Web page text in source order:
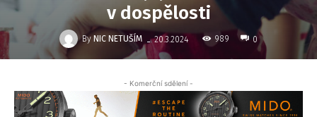
v dospělosti
By NIC NETUŠÍM - 20.3.2024 989 0
- Komerční sdělení -